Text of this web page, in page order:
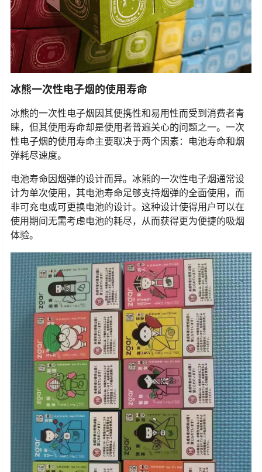
冰熊一次性电子烟的使用寿命
冰熊的一次性电子烟因其便携性和易用性而受到消费者青
睐，但其使用寿命却是使用者普遍关心的问题之一。一次
性电子烟的使用寿命主要取决于两个因素：电池寿命和烟
弹耗尽速度。
电池寿命因烟弹的设计而异。冰熊的一次性电子烟通常设
计为单次使用，其电池寿命足够支持烟弹的全面使用，而
非可充电或可更换电池的设计。这种设计使得用户可以在
使用期间无需考虑电池的耗尽，从而获得更为便捷的吸烟
体验。